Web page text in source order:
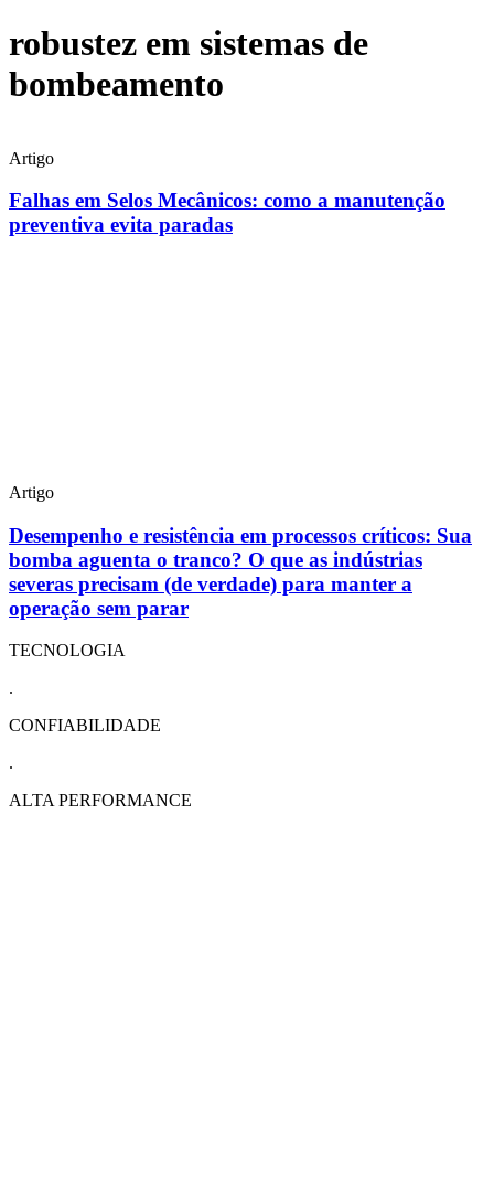
robustez em sistemas de
bombeamento
Artigo
Falhas em Selos Mecânicos: como a manutenção
preventiva evita paradas
Artigo
Desempenho e resistência em processos críticos: Sua
bomba aguenta o tranco? O que as indústrias
severas precisam (de verdade) para manter a
operação sem parar
TECNOLOGIA
.
CONFIABILIDADE
.
ALTA PERFORMANCE